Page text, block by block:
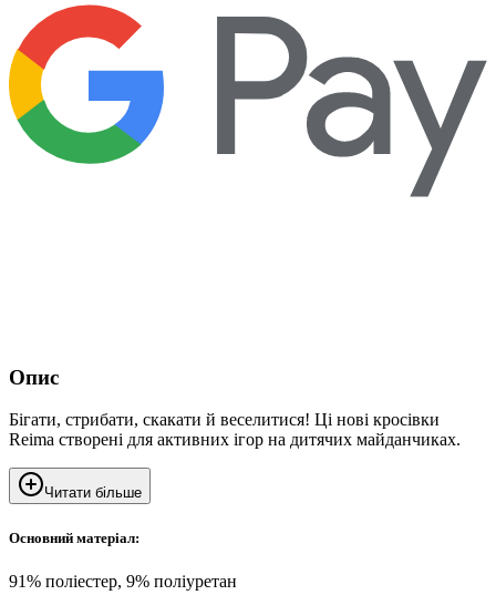
Опис
Бігати, стрибати, скакати й веселитися! Ці нові кросівки
Reima створені для активних ігор на дитячих майданчиках.
Читати більше
Основний матеріал:
91% поліестер, 9% поліуретан